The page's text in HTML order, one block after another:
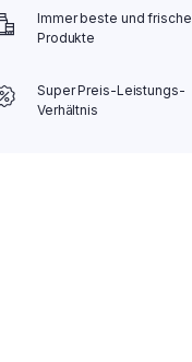
Immer beste und frische
Produkte
Super Preis-Leistungs-
Verhältnis